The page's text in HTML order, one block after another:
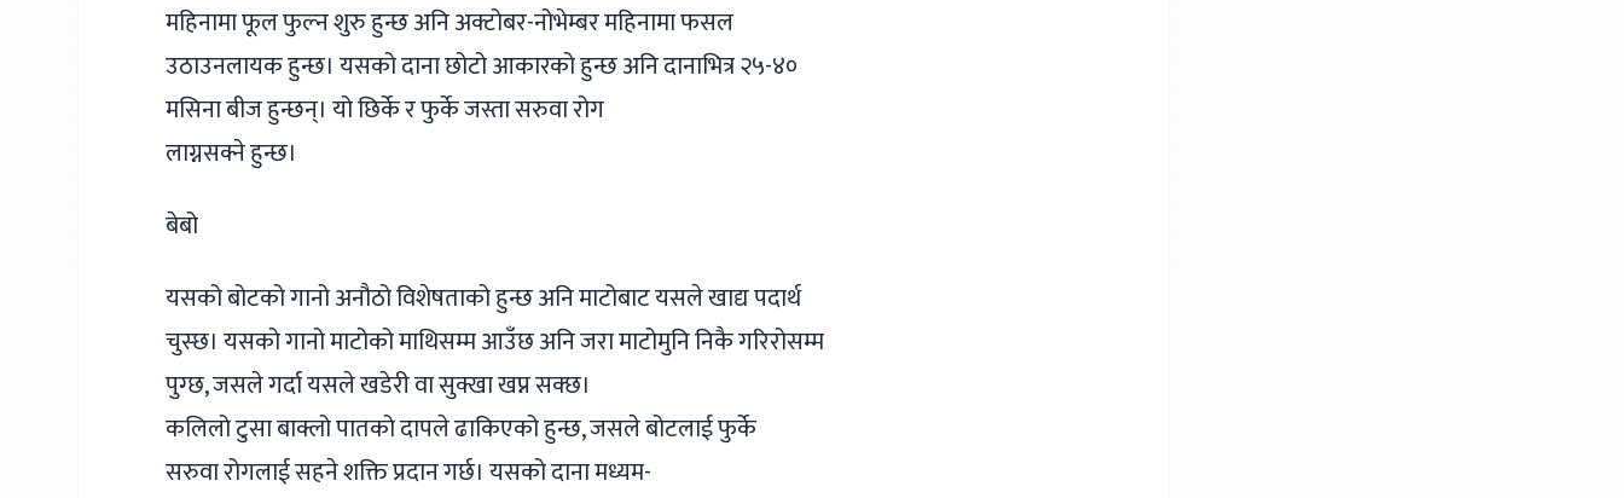
महिनामा फूल फुल्न शुरु हुन्छ अनि अक्टोबर-नोभेम्बर महिनामा फसल
उठाउनलायक हुन्छ। यसको दाना छोटो आकारको हुन्छ अनि दानाभित्र २५-४०
मसिना बीज हुन्छन्। यो छिर्के र फुर्के जस्ता सरुवा रोग
लाग्नसक्ने हुन्छ।
बेबो
यसको बोटको गानो अनौठो विशेषताको हुन्छ अनि माटोबाट यसले खाद्य पदार्थ
चुस्छ। यसको गानो माटोको माथिसम्म आउँछ अनि जरा माटोमुनि निकै गरिरोसम्म
पुग्छ, जसले गर्दा यसले खडेरी वा सुक्खा खप्न सक्छ।
कलिलो टुसा बाक्लो पातको दापले ढाकिएको हुन्छ, जसले बोटलाई फुर्के
सरुवा रोगलाई सहने शक्ति प्रदान गर्छ। यसको दाना मध्यम-